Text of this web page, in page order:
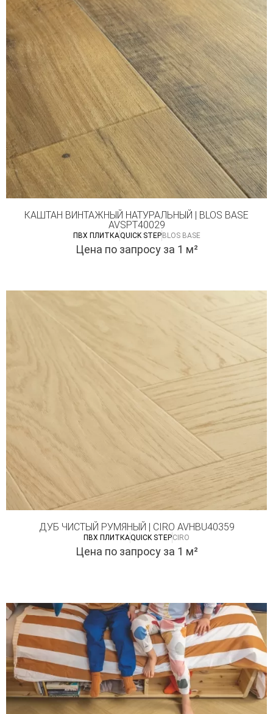
КАШТАН ВИНТАЖНЫЙ НАТУРАЛЬНЫЙ | BLOS BASE
AVSPT40029
ПВХ ПЛИТКАQUICK STEP BLOS BASE
Цена по запросу за 1 м²
ДУБ ЧИСТЫЙ РУМЯНЫЙ | CIRO AVHBU40359
ПВХ ПЛИТКАQUICK STEPCIRO
Цена по запросу за 1 м²